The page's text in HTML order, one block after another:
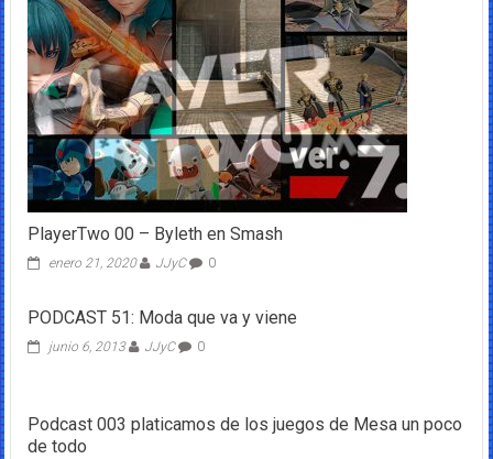
PlayerTwo 00 – Byleth en Smash
enero 21, 2020 JJyC 0
PODCAST 51: Moda que va y viene
junio 6, 2013 JJyC 0
Podcast 003 platicamos de los juegos de Mesa un poco
de todo